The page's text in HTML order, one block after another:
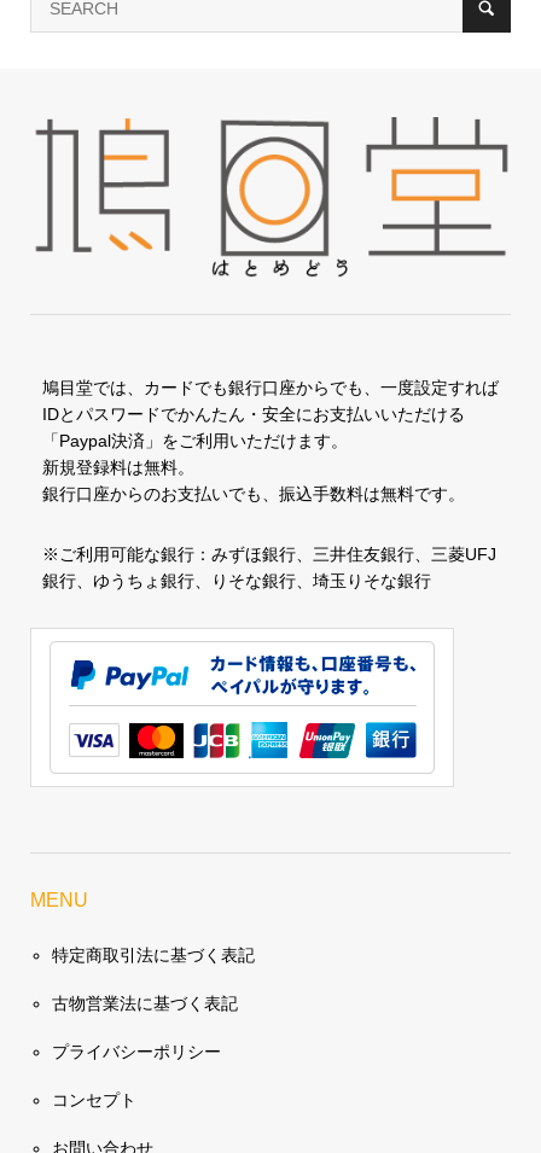
鳩目堂では、カードでも銀行口座からでも、一度設定すれば
IDとパスワードでかんたん・安全にお支払いいただける
「Paypal決済」をご利用いただけます。
新規登録料は無料。
銀行口座からのお支払いでも、振込手数料は無料です。
※ご利用可能な銀行：みずほ銀行、三井住友銀行、三菱UFJ
銀行、ゆうちょ銀行、りそな銀行、埼玉りそな銀行
MENU
特定商取引法に基づく表記
古物営業法に基づく表記
プライバシーポリシー
コンセプト
お問い合わせ